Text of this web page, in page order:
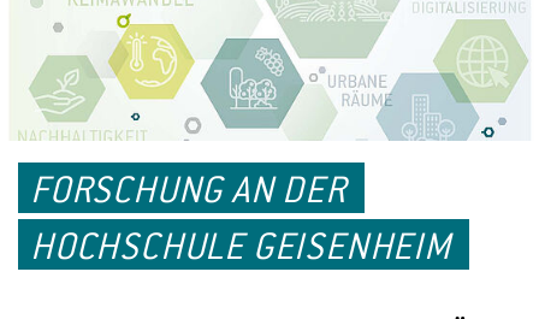
FORSCHUNG AN DER
HOCHSCHULE GEISENHEIM